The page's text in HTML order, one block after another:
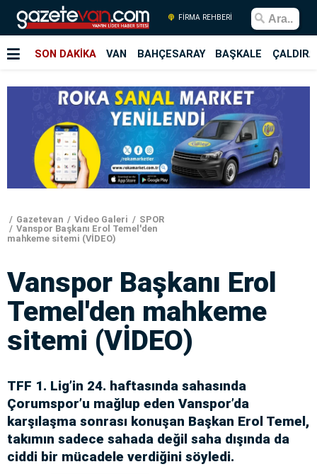
FİRMA REHBERİ
SON DAKİKA VAN BAHÇESARAY BAŞKALE
Gazetevan Video Galeri
SPOR
Vanspor Başkanı Erol Temel'den
mahkeme sitemi (VİDEO)
Vanspor Başkanı Erol
Temel'den mahkeme
sitemi (VİDEO)
TFF 1. Lig’in 24. haftasında sahasında
Çorumspor’u mağlup eden Vanspor’da
karşılaşma sonrası konuşan Başkan Erol Temel,
takımın sadece sahada değil saha dışında da
ciddi bir mücadele verdiğini söyledi.